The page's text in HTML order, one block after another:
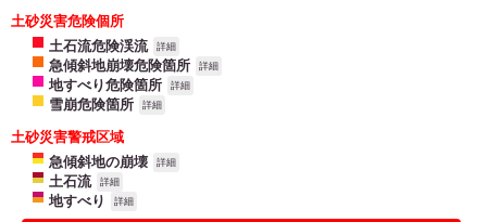
土砂災害危険個所
土石流危険渓流
詳細
急傾斜地崩壊危険箇所 詳細
地すべり危険箇所 詳細
雪崩危険箇所 詳細
土砂災害警戒区域
急傾斜地の崩壊
詳細
土石流 詳細
地すべり 詳細